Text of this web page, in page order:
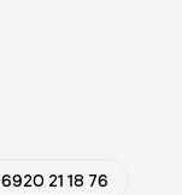
21 18 76